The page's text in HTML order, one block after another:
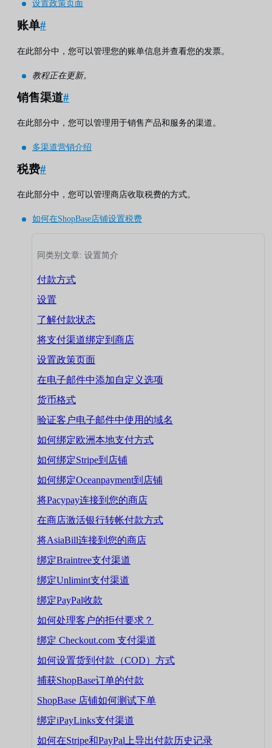
设置政策页面
账单#
在此部分中，您可以管理您的账单信息并查看您的发票。
教程正在更新。
销售渠道#
在此部分中，您可以管理用于销售产品和服务的渠道。
多渠道营销介绍
税费#
在此部分中，您可以管理商店收取税费的方式。
如何在ShopBase店铺设置税费
同类别文章: 设置简介
付款方式
设置
了解付款状态
将支付渠道绑定到商店
设置政策页面
在电子邮件中添加自定义选项
货币格式
验证客户电子邮件中使用的域名
如何绑定欧洲本地支付方式
如何绑定Stripe到店铺
如何绑定Oceanpayment到店铺
将Pacypay连接到您的商店
在商店激活银行转帐付款方式
将AsiaBill连接到您的商店
绑定Braintree支付渠道
绑定Unlimint支付渠道
绑定PayPal收款
如何处理客户的拒付要求？
绑定 Checkout.com 支付渠道
如何设置货到付款（COD）方式
捕获ShopBase订单的付款
ShopBase 店铺如何测试下单
绑定iPayLinks支付渠道
如何在Stripe和PayPal上导出付款历史记录